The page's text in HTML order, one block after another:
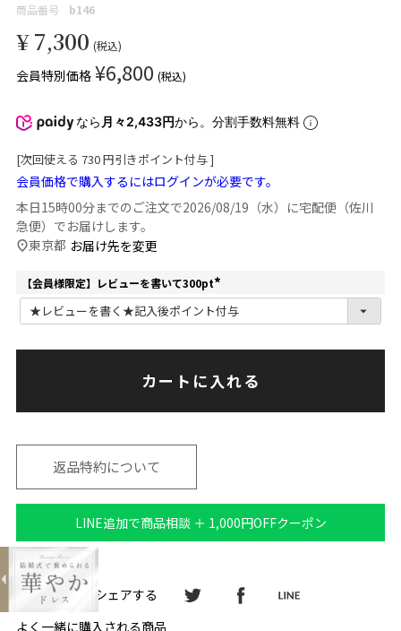
商品番号 b146
¥ 7,300 税込
会員特別価格 ¥6,800 税込
なら 月々2,433円から。分割手数料無料
[次回使える 730円引きポイント付与 ]
会員価格で購入するにはログインが必要です。
本日15時00分までのご注文で2026/08/19（水） に宅配便（佐川
急便） でお届けします。
東京都 お届け先を変更
【会員様限定】レビューを書いて300pt
(
必
須
)
カートに入れる
返品特約について
LINE追加で商品相談 ＋ 1,000円OFFクーポン
シェアする
よく一緒に購入される商品
大小のパールがエレガントなハンドバ
ッグ
¥7,300